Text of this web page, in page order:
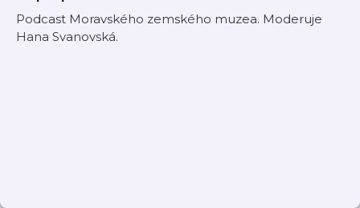
Podcast Moravského zemského muzea. Moderuje
Hana Svanovská.